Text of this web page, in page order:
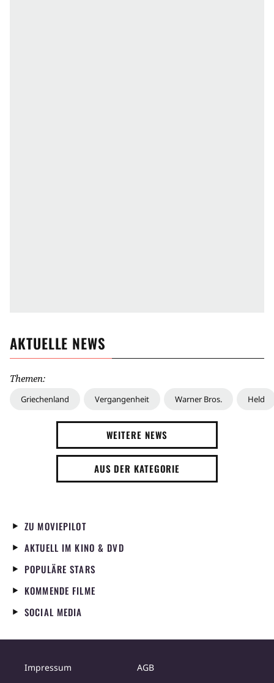
AKTUELLE NEWS
Themen:
Griechenland Vergangenheit Warner Bros. Held
WEITERE NEWS
AUS DER KATEGORIE
ZU MOVIEPILOT
AKTUELL IM KINO & DVD
POPULÄRE STARS
KOMMENDE FILME
SOCIAL MEDIA
Impressum AGB